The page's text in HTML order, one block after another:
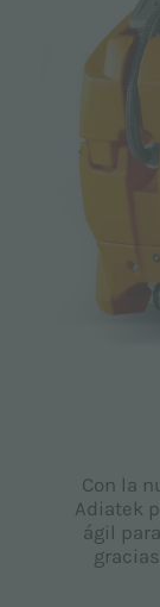
Con la
Adiatek
ágil